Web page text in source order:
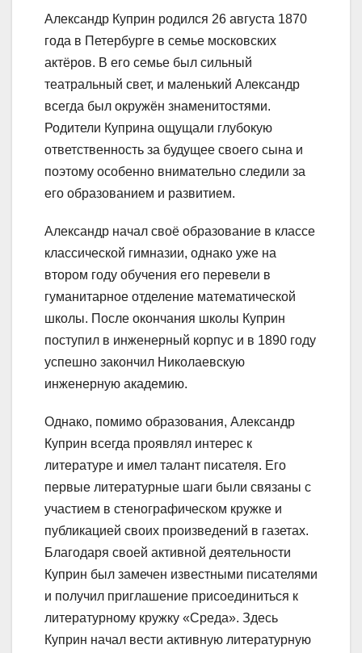
Александр Куприн родился 26 августа 1870
года в Петербурге в семье московских
актёров. В его семье был сильный
театральный свет, и маленький Александр
всегда был окружён знаменитостями.
Родители Куприна ощущали глубокую
ответственность за будущее своего сына и
поэтому особенно внимательно следили за
его образованием и развитием.
Александр начал своё образование в классе
классической гимназии, однако уже на
втором году обучения его перевели в
гуманитарное отделение математической
школы. После окончания школы Куприн
поступил в инженерный корпус и в 1890 году
успешно закончил Николаевскую
инженерную академию.
Однако, помимо образования, Александр
Куприн всегда проявлял интерес к
литературе и имел талант писателя. Его
первые литературные шаги были связаны с
участием в стенографическом кружке и
публикацией своих произведений в газетах.
Благодаря своей активной деятельности
Куприн был замечен известными писателями
и получил приглашение присоединиться к
литературному кружку «Среда». Здесь
Куприн начал вести активную литературную